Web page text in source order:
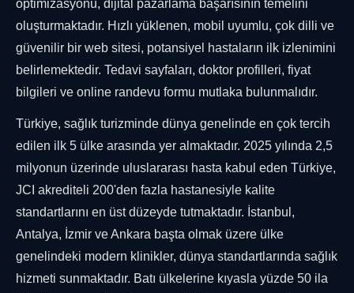
optimizasyonu, dijital pazarlama başarısının temelini
oluşturmaktadır. Hızlı yüklenen, mobil uyumlu, çok dilli ve
güvenilir bir web sitesi, potansiyel hastaların ilk izlenimini
belirlemektedir. Tedavi sayfaları, doktor profilleri, fiyat
bilgileri ve online randevu formu mutlaka bulunmalıdır.
Türkiye, sağlık turizminde dünya genelinde en çok tercih
edilen ilk 5 ülke arasında yer almaktadır. 2025 yılında 2,5
milyonun üzerinde uluslararası hasta kabul eden Türkiye,
JCI akrediteli 200'den fazla hastanesiyle kalite
standartlarını en üst düzeyde tutmaktadır. İstanbul,
Antalya, İzmir ve Ankara başta olmak üzere ülke
genelindeki modern klinikler, dünya standartlarında sağlık
hizmeti sunmaktadır. Batı ülkelerine kıyasla yüzde 50 ila